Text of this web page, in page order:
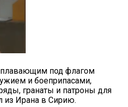
плавающим под флагом
и боеприпасами,
гранаты и патроны для
из Ирана в Сирию.